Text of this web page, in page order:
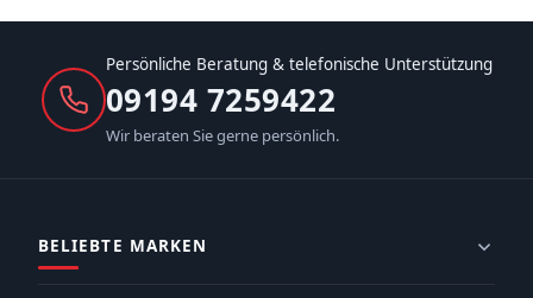
Persönliche Beratung & telefonische Unterstützung
09194 7259422
Wir beraten Sie gerne persönlich.
BELIEBTE MARKEN